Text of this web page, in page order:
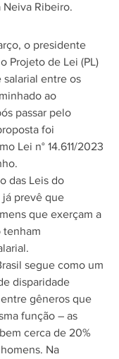
Neiva Ribeiro.
o presidente
Projeto de Lei (PL)
salarial entre os
ao
passar pelo
foi
Lei n° 14.611/2023
das Leis do
já prevê que
que exerçam a
tenham
segue como um
disparidade
gêneros que
função – as
cerca de 20%
Na